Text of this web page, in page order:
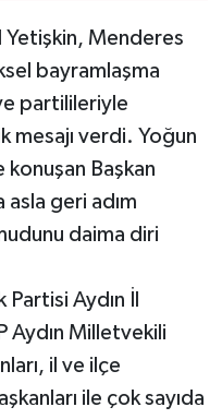
Yetişkin, Menderes
bayramlaşma
partilileriyle
mesajı verdi. Yoğun
konuşan Başkan
asla geri adım
daima diri
Aydın İl
Aydın Milletvekili
il ve ilçe
ile çok sayıda